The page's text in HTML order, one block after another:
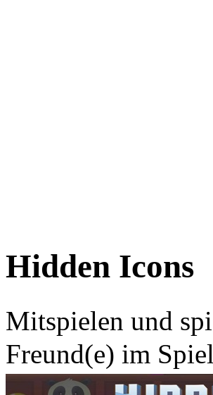
Hidden Icons
Mitspielen und
Freund(e) im Spiel